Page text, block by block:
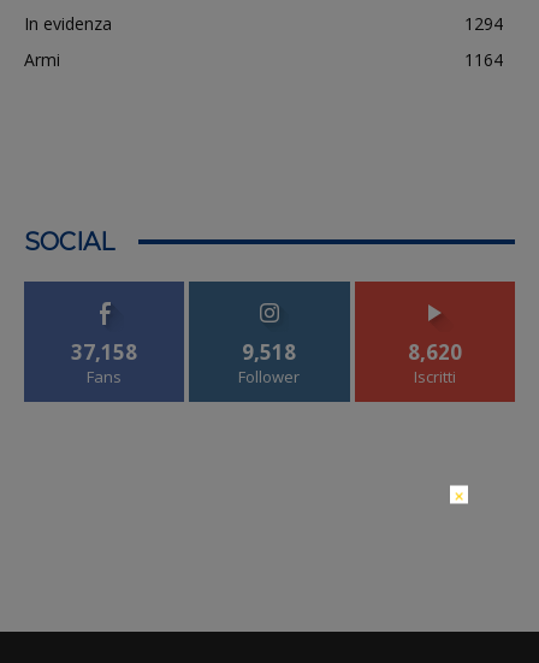
In evidenza
1294
Armi
1164
SOCIAL
37,158
Fans
9,518
Follower
8,620
Iscritti
×